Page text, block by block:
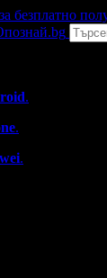
безплатно
.
.
.